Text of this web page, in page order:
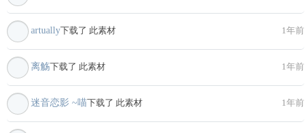
artually下载了 此素材 1年前
离觞下载了 此素材 1年前
迷音恋影 ~喵下载了 此素材 1年前